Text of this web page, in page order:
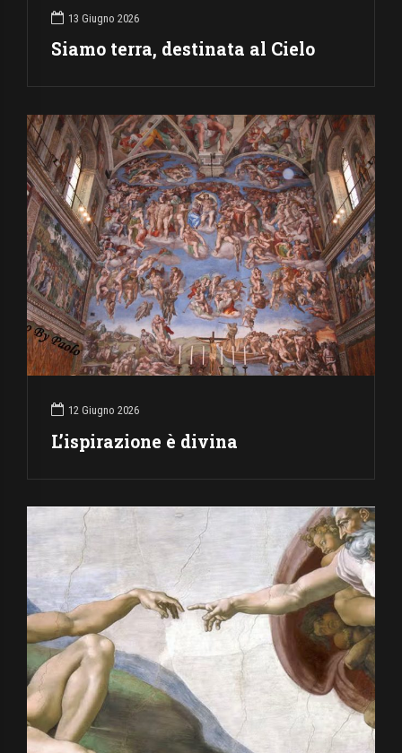
13 Giugno 2026
Siamo terra, destinata al Cielo
12 Giugno 2026
L’ispirazione è divina